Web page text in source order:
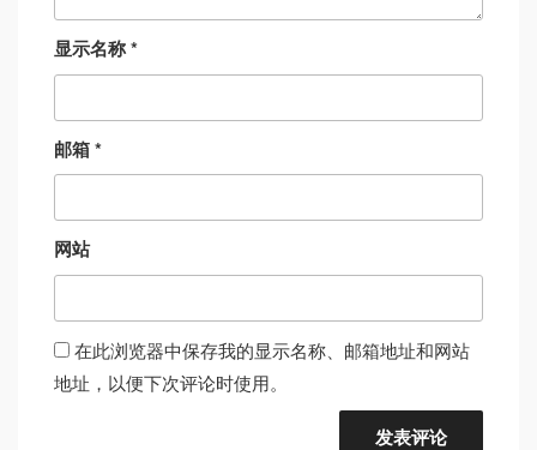
显示名称*
邮箱*
网站
在此浏览器中保存我的显示名称、邮箱地址和网站
地址，以便下次评论时使用。